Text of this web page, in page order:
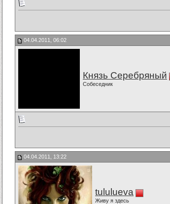
04.04.2011, 06:02
Князь Серебряный
Собеседник
04.04.2011, 13:22
tululueva
Живу я здесь